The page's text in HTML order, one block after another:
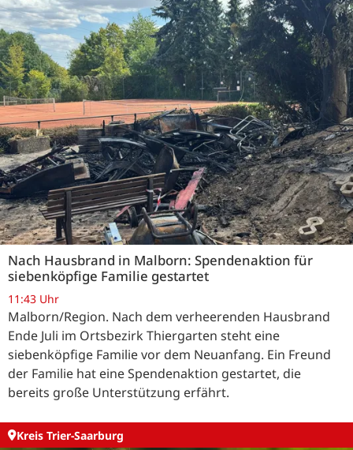
Nach Hausbrand in Malborn: Spendenaktion für
siebenköpfige Familie gestartet
11:43 Uhr
Malborn/Region. Nach dem verheerenden Hausbrand
Ende Juli im Ortsbezirk Thiergarten steht eine
siebenköpfige Familie vor dem Neuanfang. Ein Freund
der Familie hat eine Spendenaktion gestartet, die
bereits große Unterstützung erfährt.
Kreis Trier-Saarburg